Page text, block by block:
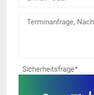
Sicherheitsfrage*